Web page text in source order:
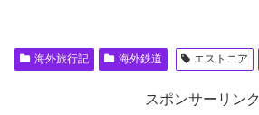
海外旅行記 海外鉄道 エストニア
スポンサーリンク